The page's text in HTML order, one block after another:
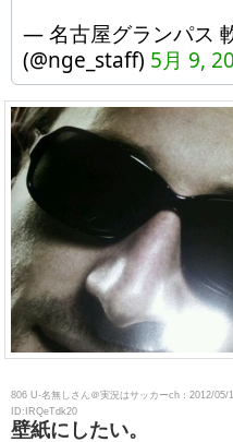
— 名古屋グランパス
(@nge_staff) 5月 9,
806 U-名無しさん＠実況はサッカーch：2012/05/
ID:IRQeTdk20
壁紙にしたい。